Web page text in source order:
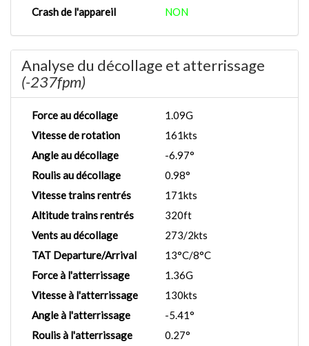
Crash de l'appareil NON
Analyse du décollage et atterrissage
(-237fpm)
Force au décollage
1.09G
Vitesse de rotation
161kts
Angle au décollage
-6.97°
Roulis au décollage
0.98°
Vitesse trains rentrés
171kts
Altitude trains rentrés
320ft
Vents au décollage
273/2kts
TAT Departure/Arrival
13°C/8°C
Force à l'atterrissage
1.36G
Vitesse à l'atterrissage
130kts
Angle à l'atterrissage
-5.41°
Roulis à l'atterrissage
0.27°